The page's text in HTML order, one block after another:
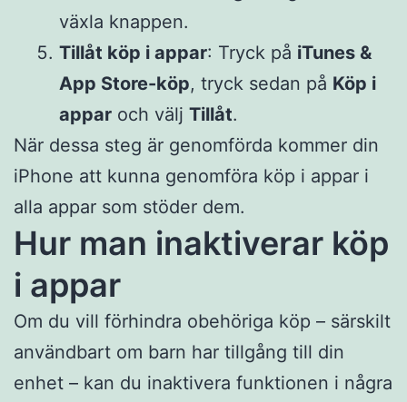
växla knappen.
Tillåt köp i appar: Tryck på iTunes &
App Store-köp, tryck sedan på Köp i
appar och välj Tillåt.
När dessa steg är genomförda kommer din
iPhone att kunna genomföra köp i appar i
alla appar som stöder dem.
Hur man inaktiverar köp
i appar
Om du vill förhindra obehöriga köp – särskilt
användbart om barn har tillgång till din
enhet – kan du inaktivera funktionen i några